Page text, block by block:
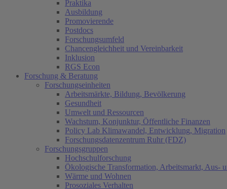
Praktika
Ausbildung
Promovierende
Postdocs
Forschungsumfeld
Chancengleichheit und Vereinbarkeit
Inklusion
RGS Econ
Forschung & Beratung
Forschungseinheiten
Arbeitsmärkte, Bildung, Bevölkerung
Gesundheit
Umwelt und Ressourcen
Wachstum, Konjunktur, Öffentliche Finanzen
Policy Lab Klimawandel, Entwicklung, Migration
Forschungsdatenzentrum Ruhr (FDZ)
Forschungsgruppen
Hochschulforschung
Ökologische Transformation, Arbeitsmarkt, Aus-
Wärme und Wohnen
Prosoziales Verhalten